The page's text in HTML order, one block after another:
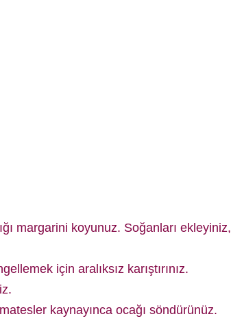
margarini koyunuz. Soğanları ekleyiniz,
için aralıksız karıştırınız.
kaynayınca ocağı söndürünüz.